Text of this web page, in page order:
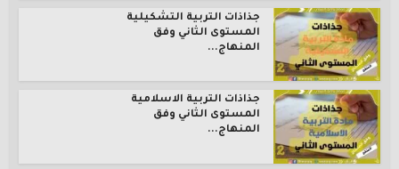
جذاذات التربية التشكيلية
المستوى الثاني وفق
المنهاج...
جذاذات التربية الاسلامية
المستوى الثاني وفق
المنهاج...